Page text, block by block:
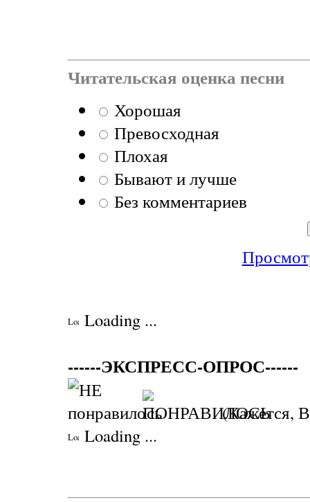
Читательская оценка песни
Хорошая
Превосходная
Плохая
Бывают и лучше
Без комментариев
Loading ...
------ЭКСПРЕСС-ОПРОС------
(Кажется,
Loading ...